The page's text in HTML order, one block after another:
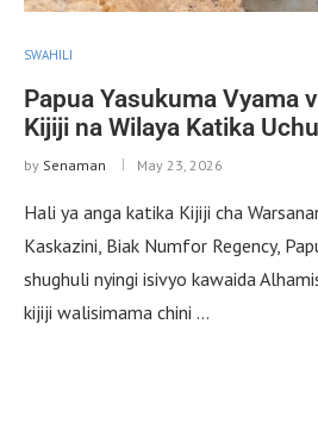
SWAHILI
Papua Yasukuma Vyama
Kijiji na Wilaya Katika
by Senaman May 23, 2026
Hali ya anga katika Kijiji cha
Kaskazini, Biak Numfor Regency,
shughuli nyingi isivyo kawaida
kijiji walisimama chini …